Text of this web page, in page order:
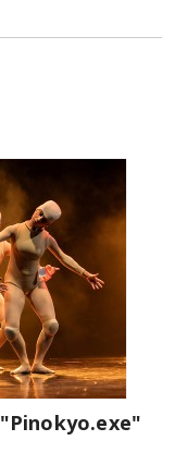
"Pinokyo.exe"